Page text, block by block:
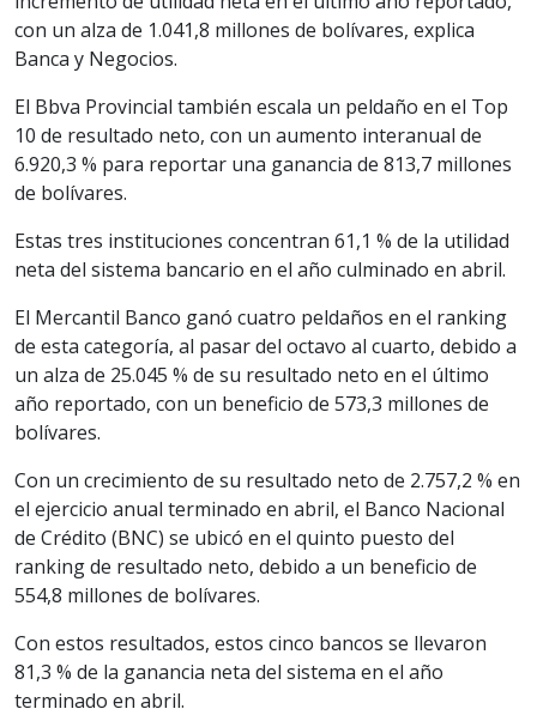
con un alza de 1.041,8 millones de bolívares, explica
Banca y Negocios.
El Bbva Provincial también escala un peldaño en el Top
10 de resultado neto, con un aumento interanual de
6.920,3 % para reportar una ganancia de 813,7 millones
de bolívares.
Estas tres instituciones concentran 61,1 % de la utilidad
neta del sistema bancario en el año culminado en abril.
El Mercantil Banco ganó cuatro peldaños en el ranking
de esta categoría, al pasar del octavo al cuarto, debido a
un alza de 25.045 % de su resultado neto en el último
año reportado, con un beneficio de 573,3 millones de
bolívares.
Con un crecimiento de su resultado neto de 2.757,2 % en
el ejercicio anual terminado en abril, el Banco Nacional
de Crédito (BNC) se ubicó en el quinto puesto del
ranking de resultado neto, debido a un beneficio de
554,8 millones de bolívares.
Con estos resultados, estos cinco bancos se llevaron
81,3 % de la ganancia neta del sistema en el año
terminado en abril.